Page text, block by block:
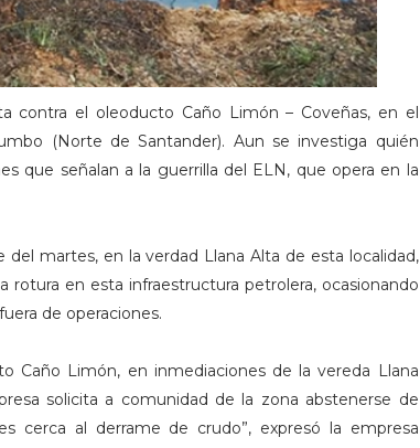
contra el oleoducto Caño Limón – Coveñas, en el
(Norte de Santander). Aun se investiga quién
que señalan a la guerrilla del ELN, que opera en la
martes, en la verdad Llana Alta de esta localidad,
rotura en esta infraestructura petrolera, ocasionando
de operaciones.
Caño Limón, en inmediaciones de la vereda Llana
solicita a comunidad de la zona abstenerse de
cerca al derrame de crudo”, expresó la empresa